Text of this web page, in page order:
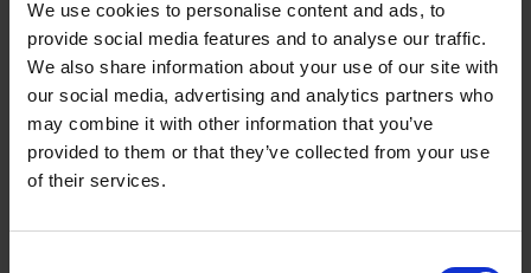
We use cookies to personalise content and ads, to
provide social media features and to analyse our traffic.
We also share information about your use of our site with
our social media, advertising and analytics partners who
may combine it with other information that you’ve
provided to them or that they’ve collected from your use
of their services.
Programación con la ayuda del software de
monitorización PRSS
Datos técnicos
Supply voltage